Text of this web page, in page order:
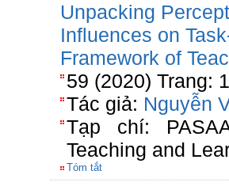
Unpacking
Influences on
Framework of
59 (2020) Trang:
Tác giả: Nguyễn
Tạp chí:
Teaching and
Tóm tắt